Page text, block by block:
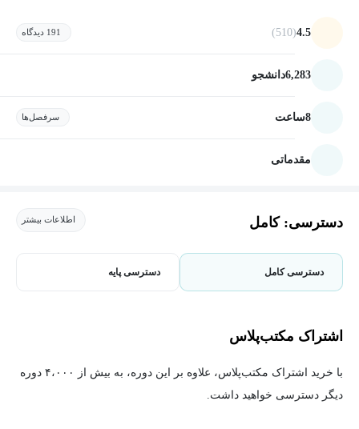
4.5
(510) 191 دیدگاه
6,283دانشجو
8ساعت سرفصل‌ها
مقدماتی
دسترسی: کامل اطلاعات بیشتر
دسترسی کامل دسترسی پایه
اشتراک مکتب‌پلاس
با خرید اشتراک مکتب‌پلاس، علاوه بر این دوره، به بیش از ۴،۰۰۰ دوره
دیگر دسترسی خواهید داشت.